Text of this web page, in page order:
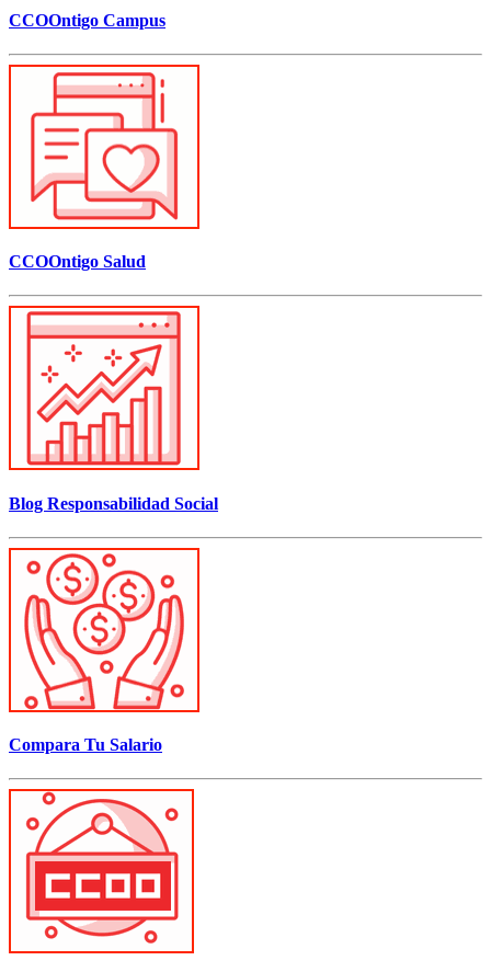
CCOOntigo Campus
CCOOntigo Salud
Blog Responsabilidad Social
Compara Tu Salario